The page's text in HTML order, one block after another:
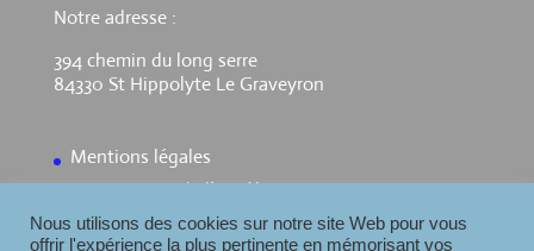
Notre adresse :
394 chemin du long serre
84330 St Hippolyte Le Graveyron
Mentions légales
Contact Gite de l’Angèle
Nous utilisons des cookies sur notre site Web pour vous
offrir l'expérience la plus pertinente en mémorisant vos